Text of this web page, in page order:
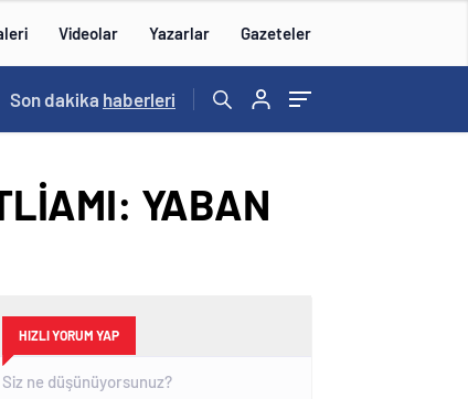
Videolar Yazarlar Gazeteler
13:00 /
Son dakika haberleri
YABAN
HIZLI YORUM YAP